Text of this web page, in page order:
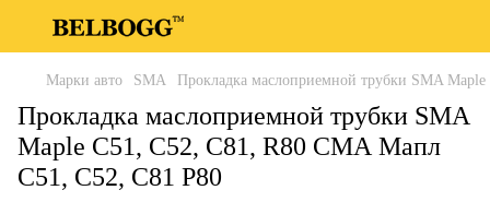
Марки авто SMA Прокладка маслоприемной трубки SMA
Прокладка маслоприемной трубки SMA
Maple C51, C52, C81, R80 СМА Мапл
С51, С52, С81 Р80